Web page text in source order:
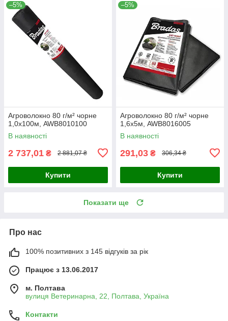
–5%
Агроволокно 80 г/м² чорне
1,0х100м, AWB8010100
В наявності
2 737,01 ₴ 2 881,07 ₴
Купити
–5%
Агроволокно 80 г/м² чорне
1,6х5м, AWB8016005
В наявності
291,03 ₴ 306,34 ₴
Купити
Показати ще
Про нас
100% позитивних з 145 відгуків за рік
Працює з 13.06.2017
м. Полтава
вулиця Ветеринарна, 22, Полтава, Україна
Контакти